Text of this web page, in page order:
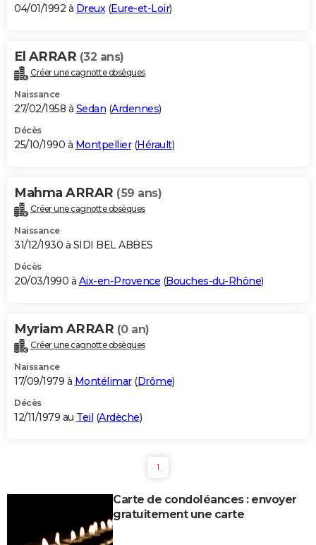
04/01/1992 à Dreux(Eure-et-Loir)
El ARRAR (32 ans)
Créer une cagnotte obsèques
Naissance
27/02/1958 à Sedan (Ardennes)
Décès
25/10/1990 à Montpellier(Hérault)
Mahma ARRAR (59 ans)
Créer une cagnotte obsèques
Naissance
31/12/1930 à SIDI BEL ABBES
Décès
20/03/1990 à Aix-en-Provence (Bouches-du-Rhône)
Myriam ARRAR (0 an)
Créer une cagnotte obsèques
Naissance
17/09/1979 à Montélimar(Drôme)
Décès
12/11/1979 au Teil (Ardèche)
1
Carte de condoléances : envoyer
gratuitement une carte